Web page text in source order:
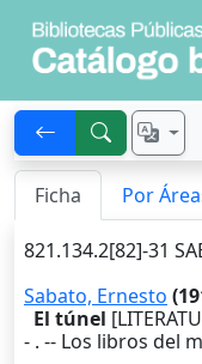
Ficha Por
821.134.2[82]-31
Sabato, Ernesto
El túnel
- . -- Los libros del